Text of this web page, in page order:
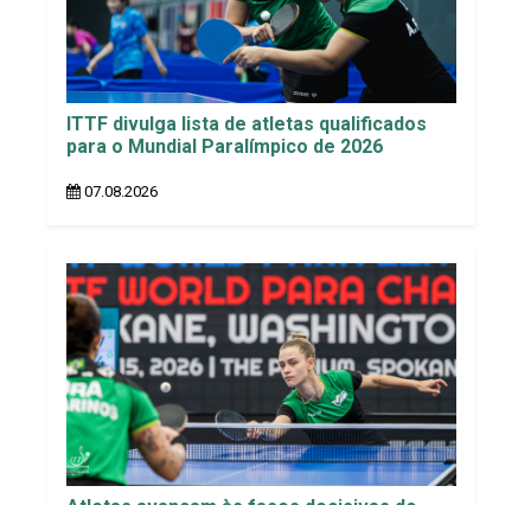
ITTF divulga lista de atletas qualificados
para o Mundial Paralímpico de 2026
07.08.2026